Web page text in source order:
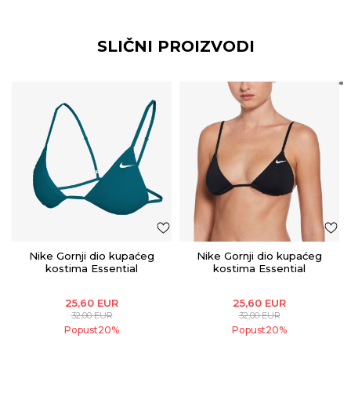
SLIČNI PROIZVODI
Nike Gornji dio kupaćeg
kostima Essential
25,60 EUR
32,00EUR
Popust20%
Nike Gornji dio kupaćeg
kostima Essential
25,60 EUR
32,00EUR
Popust20%